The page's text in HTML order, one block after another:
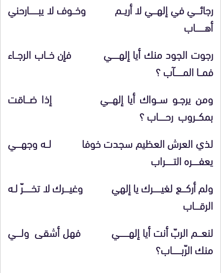
رجائـــــي في إلهــــي لا أريـــم وخـــوف لا يبـــــــــارحني
أهـــــــــاب
رجوت الجود منك أيا إلهـــــــي فإن خـــاب الرجـــاء
فمـــا المــــــــآب ؟
ومن يرجــو ســـواك أيا إلهــــي إذا ضــــاقت
بمكـــروب رحـــــــاب ؟
لذي العرش العظيم سجدت خوفا لـــه وجهـــــي
يعفـــــــره التــــــــراب
ولم أركــــع لغيــــــــرك يا إلهي وغيـــــرك لا تخــــــــرّ لــه
الرقـــــاب
لنعــــم الربّ أنت أيا إلهـــــــــي فهل أشقـى ولـــــي
منك الرّبـــــــــاب؟